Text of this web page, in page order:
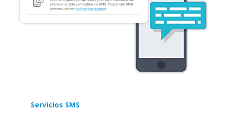
Servicios SMS